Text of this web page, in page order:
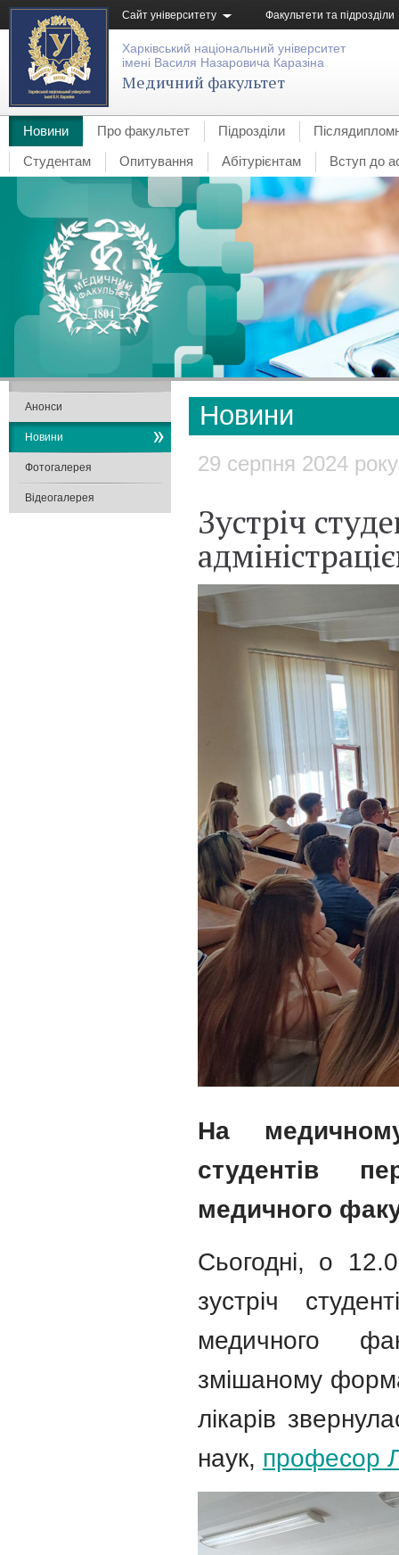
Сайт університету Факультети та підрозділи
Харківський національний університет
імені Василя Назаровича Каразіна
Медичний факультет
Новини Про факультет Підрозділи
Студентам
Опитування Абітурієнтам Вступ до
Новини
29 серпня 2024 року
Зустріч
На
студентів
медичного
Сьогодні, о
зустріч
медичного
змішаному
лікарів
наук, професор
Анонси
Новини
Фотогалерея
Відеогалерея